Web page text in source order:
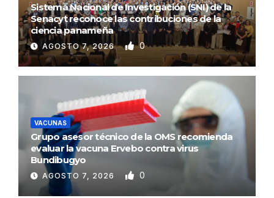
Sistema Nacional de Investigación (SNI) de la
Senacyt reconoce las contribuciones de la
ciencia panameña
AGOSTO 7, 2026 0
VACUNAS
Grupo asesor técnico de la OMS recomienda
evaluar la vacuna Ervebo contra virus
Bundibugyo
AGOSTO 7, 2026 0